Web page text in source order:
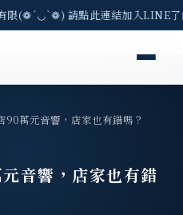
限(❁´◡`❁) 請點此連結加入LINE
90萬元音響，店家也有錯嗎？
音響，店家也有錯